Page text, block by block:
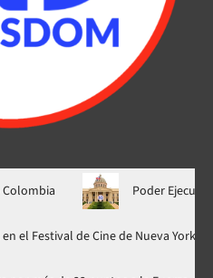
Poder Ejecutivo
mundial en el Festival de Cine de